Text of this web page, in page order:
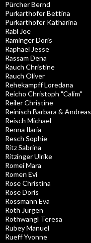
Pürcher Bernd
Purkarthofer Bettina
Purkarthofer Katharina
Rabl Joe
Raminger Doris
Raphael Jesse
Rassam Dena
Rauch Christine
Rauch Oliver
Rehekampff Loredana
Reicho Christoph "Calim"
Reiler Christine
Reinisch Barbara & Andreas
Reisch Michael
Renna Ilaria
Resch Sophie
Ritz Sabrina
Ritzinger Ulrike
Romei Mara
Romen Evi
Rose Christina
Rose Doris
Rossmann Eva
Roth Jürgen
Rothwangl Teresa
Rubey Manuel
Rueff Yvonne